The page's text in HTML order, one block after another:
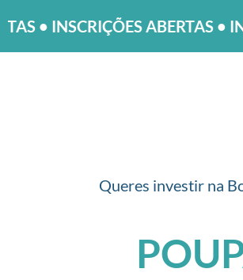
ABERTAS • INSCRIÇÕES
Queres investir na